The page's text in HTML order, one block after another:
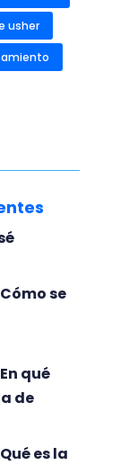
usher
se
qué
de
es la